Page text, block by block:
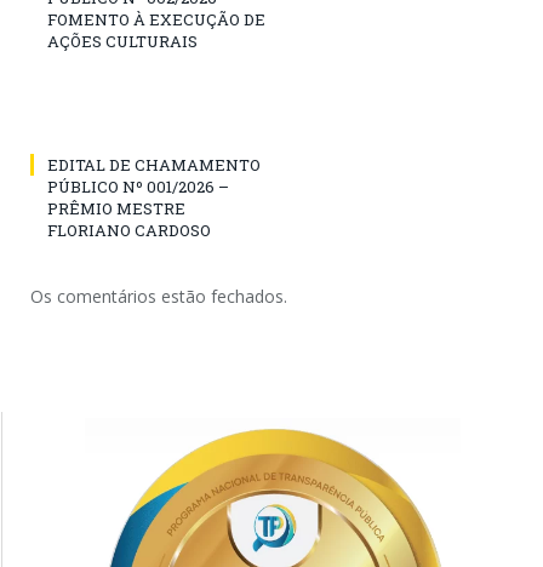
FOMENTO À EXECUÇÃO DE
AÇÕES CULTURAIS
EDITAL DE CHAMAMENTO
PÚBLICO Nº 001/2026 –
PRÊMIO MESTRE
FLORIANO CARDOSO
Os comentários estão fechados.